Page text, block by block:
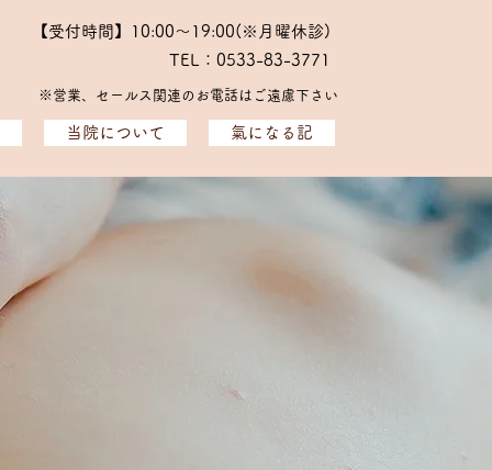
【受付時間】10:00～19:00(※月曜休診)
TEL：0533-83-3771
※​営業、セールス関連のお電話はご遠慮下さい
当院について 氣になる記